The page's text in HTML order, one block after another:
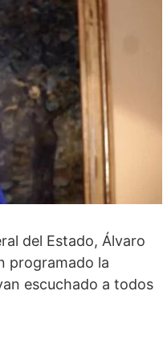
del Estado, Álvaro
programado la
escuchado a todos